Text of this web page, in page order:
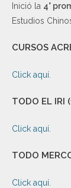
Inició la 4°
Estudios
CURSOS
Click aquí
TODO EL IRI
Click aquí
TODO
Click aquí